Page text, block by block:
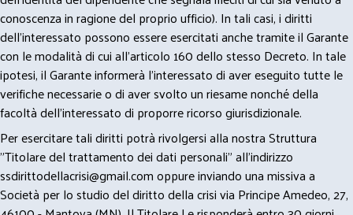
conoscenza in ragione del proprio ufficio). In tali casi, i diritti
dell’interessato possono essere esercitati anche tramite il Garante
con le modalità di cui all’articolo 160 dello stesso Decreto. In tale
ipotesi, il Garante informerà l’interessato di aver eseguito tutte le
verifiche necessarie o di aver svolto un riesame nonché della
facoltà dell’interessato di proporre ricorso giurisdizionale.
Per esercitare tali diritti potrà rivolgersi alla nostra Struttura
"Titolare del trattamento dei dati personali" all'indirizzo
ssdirittodellacrisi@gmail.comoppure inviando una missiva a
Società per lo studio del diritto della crisi via Principe Amedeo, 27,